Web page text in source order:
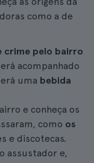
como a de
crime pelo bairro
acompanhado
uma bebida
e conheça os
como os
e discotecas.
assustador e,